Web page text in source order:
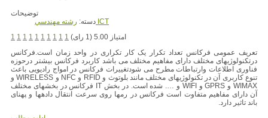
توضیحات
دسته: رشته مهندسي ICT
1 1 1 1 1 1 1 1 1 1
امتیاز 5.00 (1 رای)
تعریف عمومی فرکانس تعداد تکرار یک کار تکراری در واحد زمان است.فرکانس
درتکنولوژیهای مختلف دارای مفاهیم مختلف می باشد کاربرد فرکانس بیشتر درحوزه
فناوری اطلاعات وارتباطات مطرح می شودتغییرات فرکانس در امواج رادیویی باعث
تنوع کاربری آن در تکنولوژیهای مختلف مانند بلوتوث و RFID و NFC و WIRELESS و
WIMAX و GPRS و WIFI و …. شده است. در بخش IT فرکانس در بخشهای مختلف
آن دارای مفاهیم متفاوت است فرکانس در رمها روی سرعت انتقال دادهها و پهنای
باند تاثیر دارد.